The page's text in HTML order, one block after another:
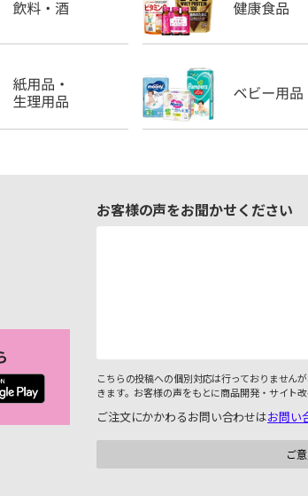
お客様の声をお聞かせください
こちらの投稿への個別対応は行っておりません
きます。お客様の声をもとに商品開発・サイト改
ご注文にかかわるお問い合わせはお問い